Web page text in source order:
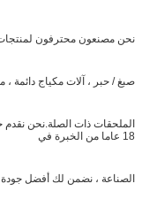
نحن مصنعون محترفون لمنتجات
صبغ / حبر ، آلات مكياج دائمة
الملحقات ذات الصلة.نحن نقدم
18 عاما من الخبرة في
الصناعة ، نضمن لك أفضل